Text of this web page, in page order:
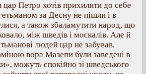
Петро хотів прихилити до себе
за Десну не пішли і в
а також збаламутити народ, що
між шведів і москалів. Але й
людей цар не забував.
вора Мазепи були заведені в
можуть спокійно зі шведського